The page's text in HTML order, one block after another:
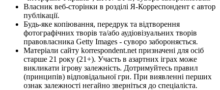
Власник веб-сторінки в розділі Я-Корреспондент є автор
публікації.
Будь-яке копіювання, передрук та відтворення
фотографічних творів та/або аудіовізуальних творів
правовласника Getty Images - суворо забороняється.
Матеріали сайту korrespondent.net призначені для осіб
старше 21 року (21+). Участь в азартних іграх може
викликати ігрову залежність. Дотримуйтесь правил
(принципів) відповідальної гри. При виявленні перших
ознак залежності негайно зверніться до спеціаліста.